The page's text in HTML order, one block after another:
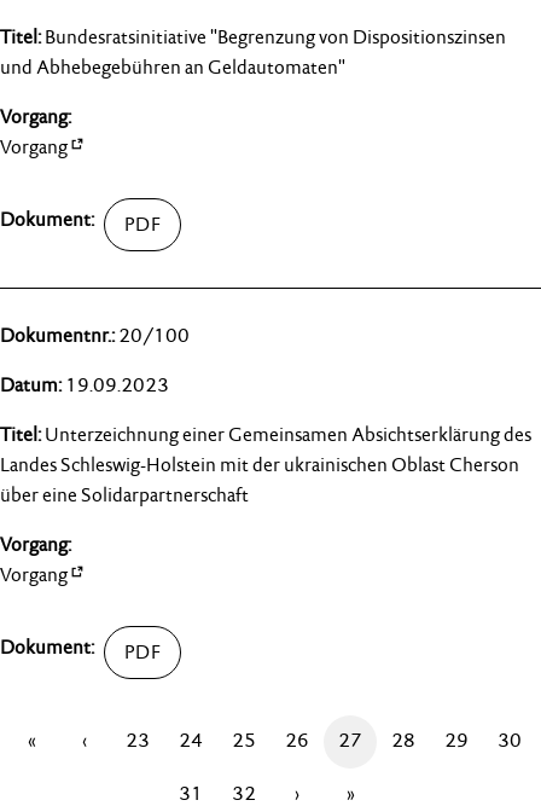
Bundesratsinitiative "Begrenzung von Dispositionszinsen
und Abhebegebühren an Geldautomaten"
Vorgang
20/100
19.09.2023
Unterzeichnung einer Gemeinsamen Absichtserklärung des
Landes Schleswig-Holstein mit der ukrainischen Oblast Cherson
über eine Solidarpartnerschaft
Vorgang
« ‹ 23 24 25 26 27 28 29 30
31 32 › »